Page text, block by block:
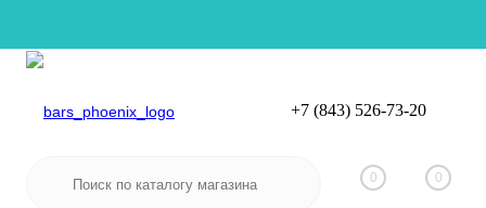
Вход
+7 (843) 526-73-20
0 0